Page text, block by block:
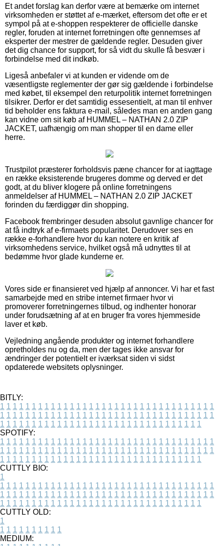
Et andet forslag kan derfor være at bemærke om internet
virksomheden er støttet af e-mærket, eftersom det ofte er et
sympol på at e-shoppen respekterer de officielle danske
regler, foruden at internet forretningen ofte gennemses af
eksperter der mestrer de gældende regler. Desuden giver
det dig chance for support, for så vidt du skulle få besvær i
forbindelse med dit indkøb.
Ligeså anbefaler vi at kunden er vidende om de
væsentligste reglementer der gør sig gældende i forbindelse
med købet, til eksempel den returpolitik internet forretningen
tilsikrer. Derfor er det samtidig essesentielt, at man til enhver
tid beholder ens faktura e-mail, således man en anden gang
kan vidne om sit køb af HUMMEL – NATHAN 2.0 ZIP
JACKET, uafhængig om man shopper til en dame eller
herre.
Trustpilot præsterer forholdsvis pæne chancer for at iagttage
en række eksisterende brugeres domme og derved er det
godt, at du bliver klogere på online forretningens
anmeldelser af HUMMEL – NATHAN 2.0 ZIP JACKET
forinden du færdiggør din shopping.
Facebook frembringer desuden absolut gavnlige chancer for
at få indtryk af e-firmaets popularitet. Derudover ses en
række e-forhandlere hvor du kan notere en kritik af
virksomhedens service, hvilket også må udnyttes til at
bedømme hvor glade kunderne er.
Vores side er finansieret ved hjælp af annoncer. Vi har et fast
samarbejde med en stribe internet firmaer hvor vi
promoverer forretningernes tilbud, og indhenter honorar
under forudsætning af at en bruger fra vores hjemmeside
laver et køb.
Vejledning angående produkter og internet forhandlere
opretholdes nu og da, men der tages ikke ansvar for
ændringer der potentielt er iværksat siden vi sidst
opdaterede websitets oplysninger.
BITLY:
1 1 1 1 1 1 1 1 1 1 1 1 1 1 1 1 1 1 1 1 1 1 1 1 1 1 1 1 1 1 1 1 1 1
1 1 1 1 1 1 1 1 1 1 1 1 1 1 1 1 1 1 1 1 1 1 1 1 1 1 1 1 1 1 1 1 1 1
1 1 1 1 1 1 1 1 1 1 1 1 1 1 1 1 1 1 1 1 1 1 1 1 1 1 1 1 1 1 1 1
SPOTIFY:
1 1 1 1 1 1 1 1 1 1 1 1 1 1 1 1 1 1 1 1 1 1 1 1 1 1 1 1 1 1 1 1 1 1
1 1 1 1 1 1 1 1 1 1 1 1 1 1 1 1 1 1 1 1 1 1 1 1 1 1 1 1 1 1 1 1 1 1
1 1 1 1 1 1 1 1 1 1 1 1 1 1 1 1 1 1 1 1 1 1 1 1 1 1 1 1 1 1 1 1
CUTTLY BIO:
1
1 1 1 1 1 1 1 1 1 1 1 1 1 1 1 1 1 1 1 1 1 1 1 1 1 1 1 1 1 1 1 1 1 1
1 1 1 1 1 1 1 1 1 1 1 1 1 1 1 1 1 1 1 1 1 1 1 1 1 1 1 1 1 1 1 1 1 1
1 1 1 1 1 1 1 1 1 1 1 1 1 1 1 1 1 1 1 1 1 1 1 1 1 1 1 1 1 1 1 1
CUTTLY OLD:
1
1 1 1 1 1 1 1 1 1 1
MEDIUM: